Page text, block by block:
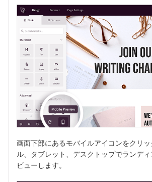
画面下部にあるモバイルアイコンをクリ
ル、タブレット、デスクトップでランデ
ビューします。